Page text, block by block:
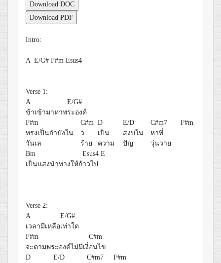
Download DOC
Download PDF
Intro:
A E/G# F#m Esus4
Verse 1:
A
E/G#
ข้าเข้ามาหาพระองค์
F#m
C#m D E/D C#m7
F#m
ทรงเป็นกำบังใน
วันเล
ว
ร้าย
เป็น
ความ
สงบใน
ปัญ
หาที่
วุ่นวาย
Bm
Esus4 E
เป็นแสงนำทางให้ก้าวไป
Verse 2:
A
E/G#
เวลามีเหลือเท่าใด
F#m
C#m
จะตามพระองค์ไม่มีเงื่อนไข
D
E/D C#m7
F#m